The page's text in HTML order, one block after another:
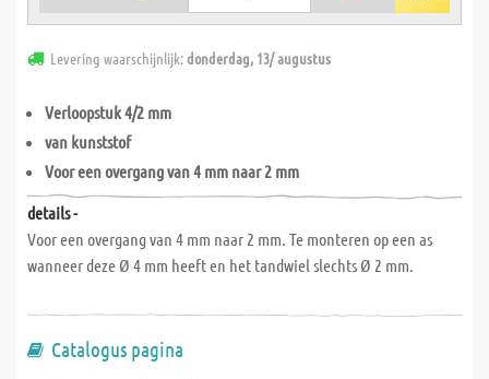
Levering waarschijnlijk:donderdag, 13/ augustus
Verloopstuk 4/2 mm
van kunststof
Voor een overgang van 4 mm naar 2 mm
details -
Voor een overgang van 4 mm naar 2 mm. Te monteren op een as
wanneer deze Ø 4 mm heeft en het tandwiel slechts Ø 2 mm.
Catalogus pagina